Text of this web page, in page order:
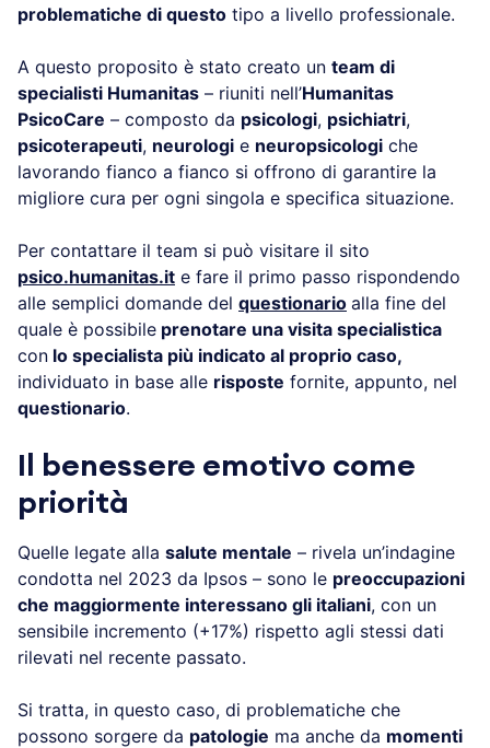
problematiche di questo tipo a livello professionale.
A questo proposito è stato creato un team di
specialisti Humanitas – riuniti nell’Humanitas
PsicoCare – composto da psicologi, psichiatri,
psicoterapeuti, neurologi e neuropsicologi che
lavorando fianco a fianco si offrono di garantire la
migliore cura per ogni singola e specifica situazione.
Per contattare il team si può visitare il sito
psico.humanitas.it e fare il primo passo rispondendo
alle semplici domande del questionario alla fine del
quale è possibile prenotare una visita specialistica
con lo specialista più indicato al proprio caso,
individuato in base alle risposte fornite, appunto, nel
questionario.
Il benessere emotivo come
priorità
Quelle legate alla salute mentale – rivela un’indagine
condotta nel 2023 da Ipsos – sono le preoccupazioni
che maggiormente interessano gli italiani, con un
sensibile incremento (+17%) rispetto agli stessi dati
rilevati nel recente passato.
Si tratta, in questo caso, di problematiche che
possono sorgere da patologie ma anche da momenti